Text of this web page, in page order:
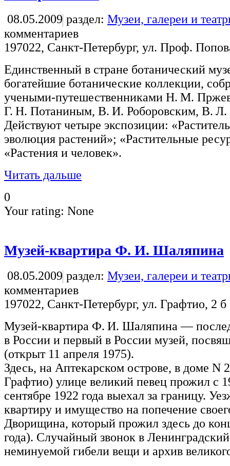
08.05.2009 раздел: Музеи, галереи и
комментариев
197022, Санкт-Петербург, ул. Проф.
Единственный в стране ботанический
богатейшие ботанические коллекции,
учеными-путешественниками Н. М.
Г. Н. Потаниным, В. И. Роборовским, В.
Действуют четыре экспозиции:
эволюция растений»; «Растительные
«Растения и человек».
Читать дальше
0
Your rating: None
Музей-квартира Ф. И. Шаляпина
08.05.2009 раздел: Музеи, галереи и
комментариев
197022, Санкт-Петербург, ул. Графтио, 2 б
Музей-квартира Ф. И. Шаляпина —
в России и первый в России музей,
(открыт 11 апреля 1975).
Здесь, на Аптекарском острове, в доме
Графтио) улице великий певец прожил с
сентябре 1922 года выехал за границу.
квартиру и имущество на попечение
Дворищина, который прожил здесь до
года). Случайный звонок в
неминуемой гибели вещи и архив